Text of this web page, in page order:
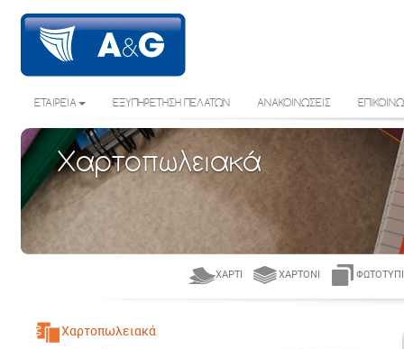
ΕΤΑΙΡΕΙΑ ΕΞΥΠΗΡΕΤΗΣΗ ΠΕΛΑΤΩΝ ΑΝΑΚΟΙΝΩΣΕΙΣ
Χαρτοπωλειακά
ΧΑΡΤΊ ΧΑΡΤΌΝΙ
Χαρτοπωλειακά